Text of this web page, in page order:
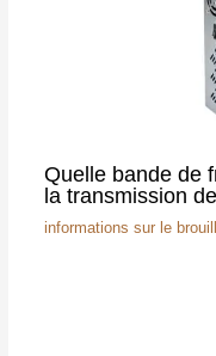
Quelle bande de
la transmission
informations sur le